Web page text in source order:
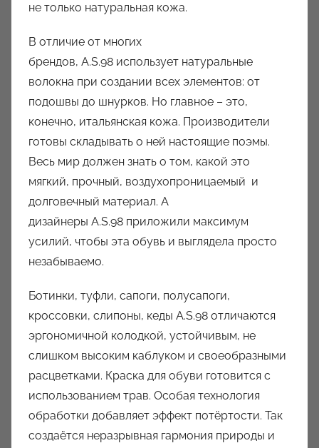
не только натуральная кожа.
В отличие от многих
брендов, A.S.98 использует натуральные
волокна при создании всех элементов: от
подошвы до шнурков. Но главное – это,
конечно, итальянская кожа. Производители
готовы складывать о ней настоящие поэмы.
Весь мир должен знать о том, какой это
мягкий, прочный, воздухопроницаемый и
долговечный материал. А
дизайнеры A.S.98 приложили максимум
усилий, чтобы эта обувь и выглядела просто
незабываемо.
Ботинки, туфли, сапоги, полусапоги,
кроссовки, слипоны, кеды A.S.98 отличаются
эргономичной колодкой, устойчивым, не
слишком высоким каблуком и своеобразными
расцветками. Краска для обуви готовится с
использованием трав. Особая технология
обработки добавляет эффект потёртости. Так
создаётся неразрывная гармония природы и